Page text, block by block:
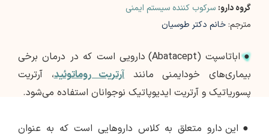
گروه دارو: سرکوب کننده سیستم ایمنی
مترجم: خانم دکتر طوسیان
●
اباتاسپت (Abatacept) دارویی است که در درمان برخی
بیماری‌های خودایمنی مانندآرتریت روماتوئید، آرتریت
پسوریاتیک و آرتریت ایدیوپاتیک نوجوانان استفاده می‌شود.
● این دارو متعلق به کلاس داروهایی است که به عنوان